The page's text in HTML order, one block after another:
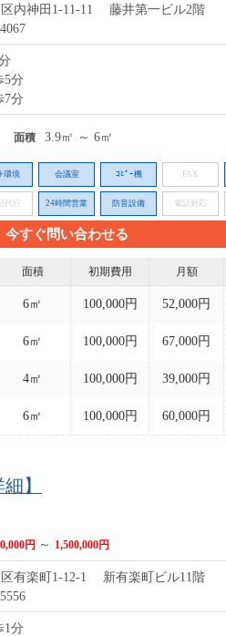
内神田1-11-11 藤井第一ビル2階
5分
7分
面積 3.9㎡ ～ 6㎡
環境 会議室 ｺﾋﾟｰ機 FAX
代行 24時間営業 防音設備 電話対応
今すぐ問い合わせる
面積 初期費用 月額
6㎡ 100,000円 52,000円
6㎡ 100,000円 67,000円
4㎡ 100,000円 39,000円
6㎡ 100,000円 60,000円
】
円 ～ 1,500,000円
有楽町1-12-1 新有楽町ビル11階
1分